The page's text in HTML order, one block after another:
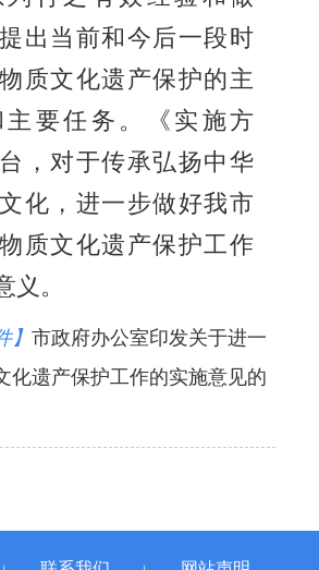
出当前和今后一段时
质文化遗产保护的主
要任务。《实施方
，对于传承弘扬中华
化，进一步做好我市
质文化遗产保护工作
义。
】 市政府办公室印发关于进一
化遗产保护工作的实施意见的